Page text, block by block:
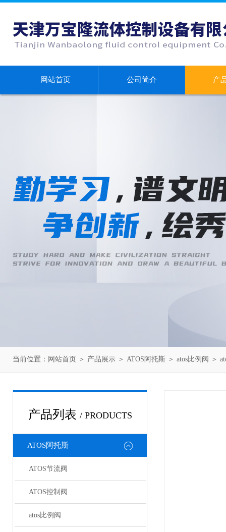
网站首页 公司简介 产
当前位置： 网站首页 ＞ 产品展示 ＞ ATOS阿托斯 ＞ atos比例阀 ＞
产品列表 / PRODUCTS
ATOS阿托斯
ATOS节流阀
ATOS控制阀
atos比例阀